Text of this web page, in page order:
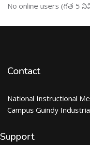
ఆన్ లైను వాడుకరులు ను
No online users (గత 5
Contact
National Instructional
Campus Guindy
Support